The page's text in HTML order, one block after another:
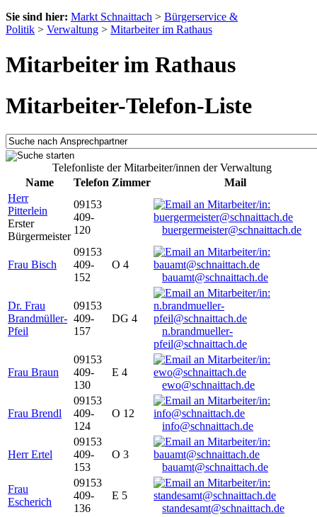
Sie sind hier: Markt Schnaittach > Bürgerservice &
Politik > Verwaltung > Mitarbeiter im Rathaus
Mitarbeiter im Rathaus
Mitarbeiter-Telefon-Liste
Telefonliste der Mitarbeiter/innen der Verwaltung
Name
Telefon Zimmer
Mail
Herr
Pitterlein
Erster
Bürgermeister
09153
409-
120
buergermeister@schnaittach.de
Frau Bisch
09153
409-
152
O 4
bauamt@schnaittach.de
Dr. Frau
Brandmüller-
Pfeil
09153
409-
157
DG 4
n.brandmueller-
pfeil@schnaittach.de
Frau Braun
09153
409-
130
E 4
ewo@schnaittach.de
Frau Brendl
09153
409-
124
O 12
info@schnaittach.de
Herr Ertel
09153
409-
153
O 3
bauamt@schnaittach.de
Frau
Escherich
09153
409-
136
E 5
standesamt@schnaittach.de